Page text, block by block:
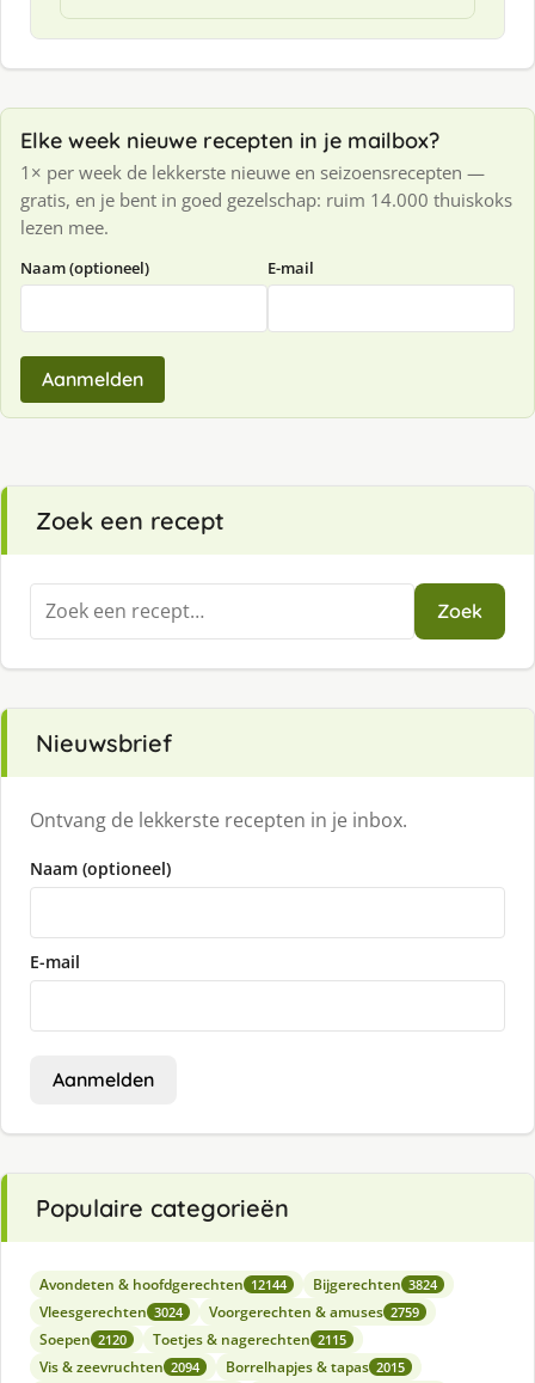
Elke week nieuwe recepten in je mailbox?
1× per week de lekkerste nieuwe en seizoensrecepten —
gratis, en je bent in goed gezelschap: ruim 14.000 thuiskoks
lezen mee.
Naam (optioneel) E-mail
Aanmelden
Zoek een recept
Zoeken
naar:
Zoek
Nieuwsbrief
Ontvang de lekkerste recepten in je inbox.
Naam (optioneel)
E-mail
Aanmelden
Populaire categorieën
Avondeten & hoofdgerechten 12144 Bijgerechten 3824
Vleesgerechten 3024 Voorgerechten & amuses 2759
Soepen 2120 Toetjes & nagerechten 2115
Vis & zeevruchten 2094 Borrelhapjes & tapas 2015